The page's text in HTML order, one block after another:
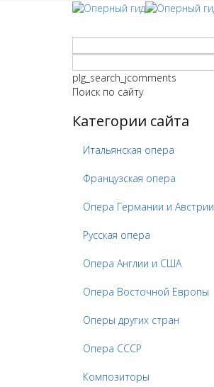
plg_search_jcomments
Поиск по сайту
Категории сайта
Итальянская опера
Французская опера
Опера Германии и Австрии
Русская опера
Опера Англии и США
Опера Восточной Европы
Оперы других стран
Опера СССР
Композиторы